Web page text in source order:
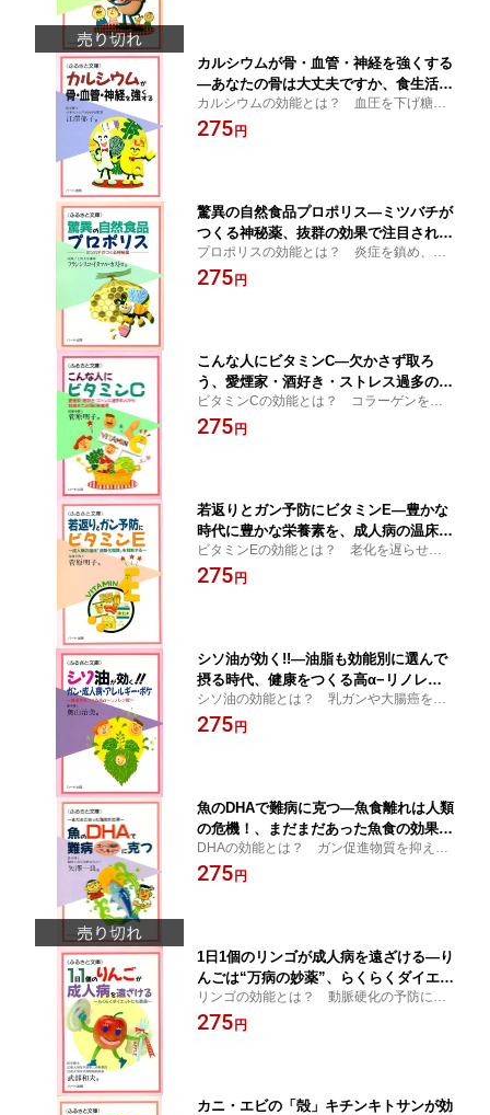
カルシウムが骨・血管・神経を強くする
—あなたの骨は大丈夫ですか、食生活に
もっとカルシウムを：健康食品サプリの
効果効能を解説した書籍
カルシウムの効能とは？ 血圧を下げ糖尿
病を予防する効果。ガンを撃退する。その
不足は骨粗鬆症や動脈硬化、老人性痴呆症
275 円
驚異の自然食品プロポリス—ミツバチが
つくる神秘薬、抜群の効果で注目され始
めたプロポリス：健康食品の効果を解説
した書籍
プロポリスの効能とは？ 炎症を鎮め、抵
抗力をつける効果がある。老化を防ぎ、素
肌美人になる【のど飴、キャンディー、ス
275 円
こんな人にビタミンC—欠かさず取ろ
う、愛煙家・酒好き・ストレス過多の人
から妊婦までの必須栄養素：健康食品サ
プリの効果効能を解説した書籍
ビタミンCの効能とは？ コラーゲンを合
成し、維持する。抗酸化作用を強める。免
疫機能を高める効果。動脈硬化を防ぐ。
275 円
若返りとガン予防にビタミンE—豊かな
時代に豊かな栄養素を、成人病の温床
「過酸化脂質」を抑制する：健康食品サ
プリの効果効能を解説した書籍
ビタミンEの効能とは？ 老化を遅らせる。
血管に弾力をもたせ動脈硬化を予防する。
心臓疾患を未然に防ぐ効果がある。細胞の
275 円
シソ油が効く!!—油脂も効能別に選んで
摂る時代、健康をつくる高α−リノレン
酸：健康食品の効果を解説した書籍
シソ油の効能とは？ 乳ガンや大腸癌を抑
圧する。ガンの転移を防ぐ効果もある。ア
レルギー体質を改善する。心筋梗塞や脳梗
275 円
魚のDHAで難病に克つ—魚食離れは人類
の危機！、まだまだあった魚食の効果：
健康食品の効果を解説した書籍
DHAの効能とは？ ガン促進物質を抑え
る。大腸ガン家系の人には予防効果があ
る。血液をサラサラにして血圧を下げる。
275 円
1日1個のリンゴが成人病を遠ざける—り
んごは“万病の妙薬”、らくらくダイエッ
トにも最適：健康食品の効果を解説した
書籍
リンゴの効能とは？ 動脈硬化の予防に効
果がある。りんご繊維が糖尿病を克服し、
便秘を解消する。さらに大腸ガンを予防す
275 円
カニ・エビの「殻」キチンキトサンが効